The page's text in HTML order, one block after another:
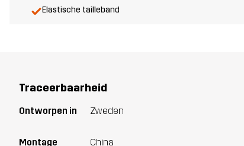
Elastische tailleband
Traceerbaarheid
Ontworpen in Zweden
Montage China